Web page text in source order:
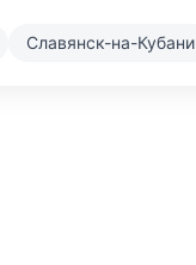
Славянск-на-Кубани